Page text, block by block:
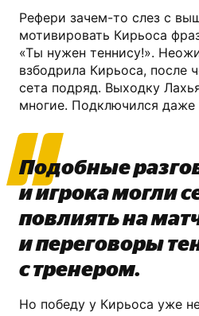
Рефери зачем-то слез с
мотивировать Кирьоса
«Ты нужен теннису!».
взбодрила Кирьоса, после
сета подряд. Выходку
многие. Подключился даже
Подобные
и игрока могли
повлиять на
и переговоры
с тренером.
Но победу у Кирьоса уже